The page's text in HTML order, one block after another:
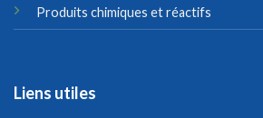
Produits chimiques et réactifs
Liens utiles